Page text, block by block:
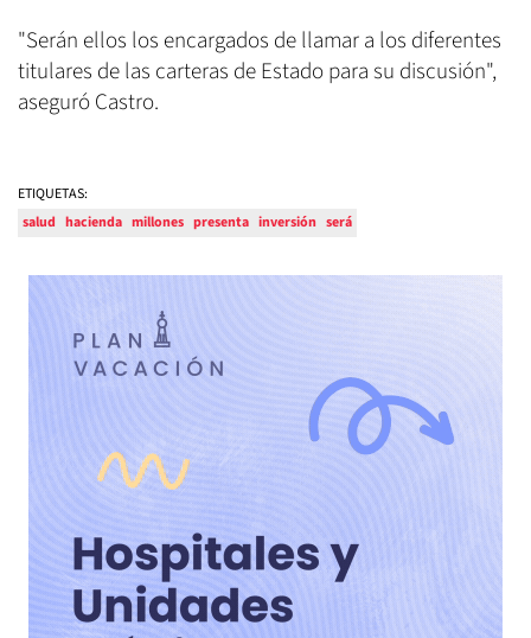
"Serán ellos los encargados de llamar a los diferentes
titulares de las carteras de Estado para su discusión",
aseguró Castro.
ETIQUETAS:
salud hacienda millones presenta inversión será